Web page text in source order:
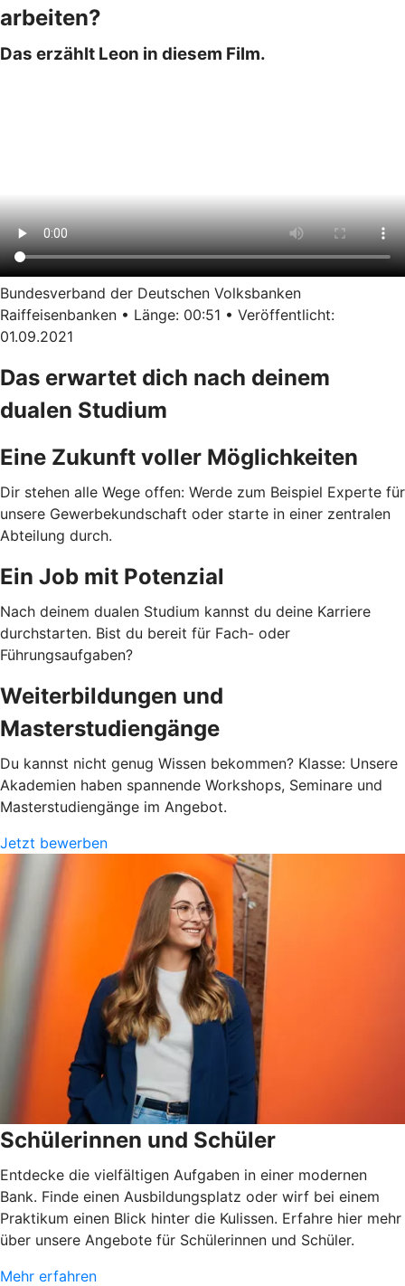
arbeiten?
Das erzählt Leon in diesem Film.
Bundesverband der Deutschen Volksbanken
Raiffeisenbanken • Länge: 00:51 • Veröffentlicht:
01.09.2021
Das erwartet dich nach deinem
dualen Studium
Eine Zukunft voller Möglichkeiten
Dir stehen alle Wege offen: Werde zum Beispiel Experte für
unsere Gewerbekundschaft oder starte in einer zentralen
Abteilung durch.
Ein Job mit Potenzial
Nach deinem dualen Studium kannst du deine Karriere
durchstarten. Bist du bereit für Fach- oder
Führungsaufgaben?
Weiterbildungen und
Masterstudiengänge
Du kannst nicht genug Wissen bekommen? Klasse: Unsere
Akademien haben spannende Workshops, Seminare und
Masterstudiengänge im Angebot.
Jetzt bewerben
Schülerinnen und Schüler
Entdecke die vielfältigen Aufgaben in einer modernen
Bank. Finde einen Ausbildungsplatz oder wirf bei einem
Praktikum einen Blick hinter die Kulissen. Erfahre hier mehr
über unsere Angebote für Schülerinnen und Schüler.
Mehr erfahren